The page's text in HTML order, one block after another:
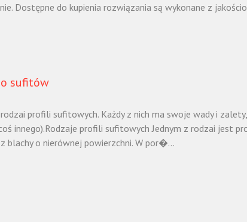
Dostępne do kupienia rozwiązania są wykonane z
sufitów
profili sufitowych. Każdy z nich ma swoje wady i
innego).Rodzaje profili sufitowych Jednym z rodzai jest
blachy o nierównej powierzchni. W por�...